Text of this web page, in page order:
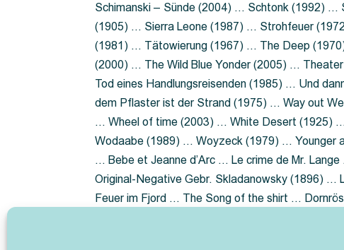
Schimanski – Sünde (2004) … Schtonk (1992)
(1905) … Sierra Leone (1987) … Strohfeuer
(1981) … Tätowierung (1967) … The Deep
(2000) … The Wild Blue Yonder (2005) …
Tod eines Handlungsreisenden (1985) … Und
dem Pflaster ist der Strand (1975) … Way out
… Wheel of time (2003) … White Desert (1925)
Wodaabe (1989) … Woyzeck (1979) … Younger
… Bebe et Jeanne d’Arc … Le crime de Mr.
Original-Negative Gebr. Skladanowsky (1896)
Feuer im Fjord … The Song of the shirt …